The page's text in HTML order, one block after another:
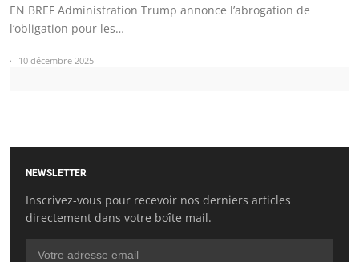
EN BREF Administration Trump annonce l’abrogation de
l’obligation pour les…
10 décembre 2025
NEWSLETTER
Inscrivez-vous pour recevoir nos derniers articles
directement dans votre boîte mail.